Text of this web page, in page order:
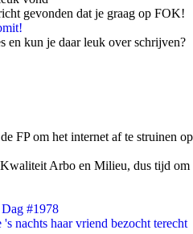
gevonden dat je graag op FOK!
en kun je daar leuk over schrijven?
FP om het internet af te struinen op
Arbo en Milieu, dus tijd om
#1978
nachts haar vriend bezocht terecht